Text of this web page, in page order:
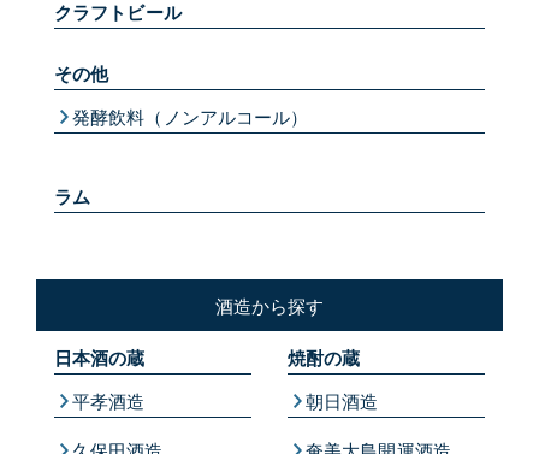
クラフトビール
その他
発酵飲料（ノンアルコール）
ラム
酒造から探す
日本酒の蔵
平孝酒造
焼酎の蔵
朝日酒造